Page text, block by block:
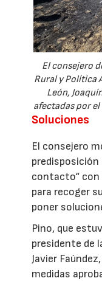
El consejero
Rural y Política
León,
afectadas por
Soluciones
El consejero
predisposición
contacto“ con
para recoger
poner
Pino, que
presidente de
Javier
medidas